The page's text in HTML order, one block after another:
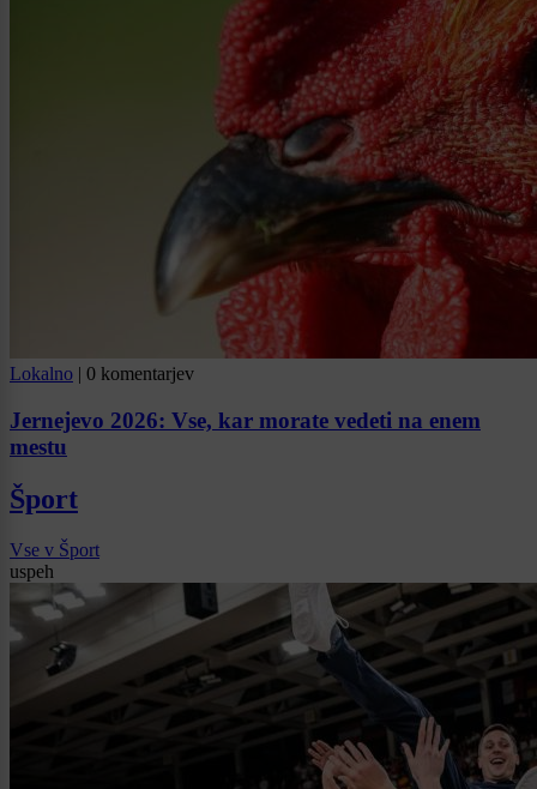
Lokalno | 0 komentarjev
Jernejevo 2026: Vse, kar morate vedeti na enem
mestu
Šport
Vse v Šport
uspeh